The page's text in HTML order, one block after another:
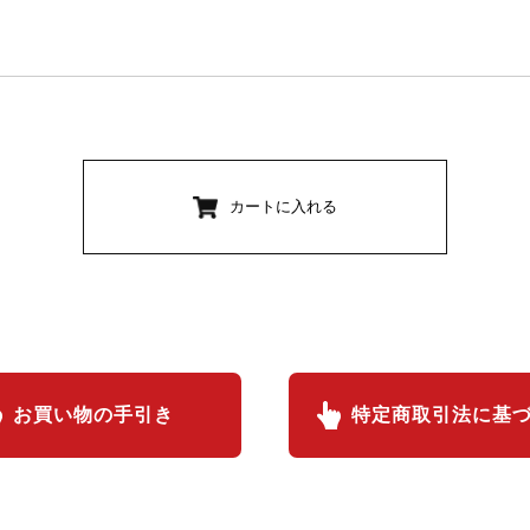
カートに入れる
お買い物の手引き 特定商取引法に基